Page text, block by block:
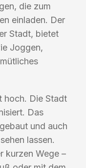
die zum
einladen. Der
Stadt, bietet
Joggen,
hoch. Die Stadt
Das
und auch
lassen.
kurzen Wege –